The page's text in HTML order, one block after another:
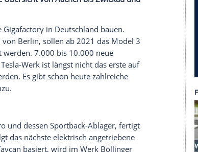
mindestens 34.995 Euro.
Umland bauen. Es ist längst nicht die erste
Zwickau
vierte GigafactoryinDeutschland bauen.